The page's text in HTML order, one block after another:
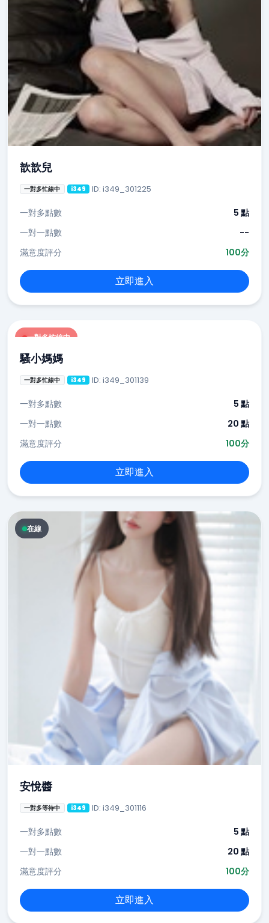
歆歆兒
一對多忙線中 i349 ID: i349_301225
一對多點數
5 點
一對一點數
--
滿意度評分
100分
立即進入
一對多忙線中
騷小媽媽
一對多忙線中 i349 ID: i349_301139
一對多點數
5 點
一對一點數
20 點
滿意度評分
100分
立即進入
在線
安悅醬
一對多等待中 i349 ID: i349_301116
一對多點數
5 點
一對一點數
20 點
滿意度評分
100分
立即進入